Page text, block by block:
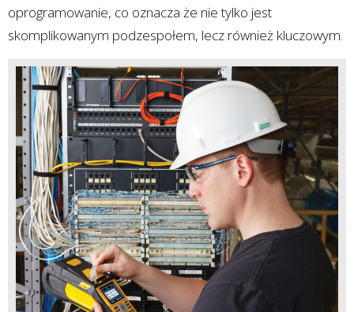
oprogramowanie, co oznacza że nie tylko jest
skomplikowanym podzespołem, lecz również kluczowym.